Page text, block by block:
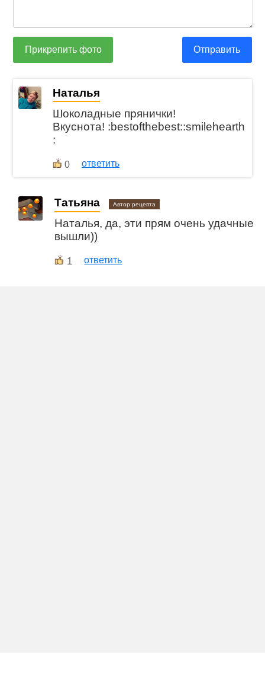
Прикрепить фото Отправить
Наталья
Шоколадные прянички!
Вкуснота! :bestofthebest::smilehearth
:
0 ответить
Татьяна Автор рецепта
Наталья, да, эти прям очень удачные
вышли))
1 ответить